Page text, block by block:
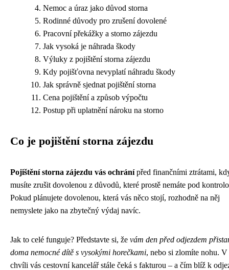
Nemoc a úraz jako důvod storna
Rodinné důvody pro zrušení dovolené
Pracovní překážky a storno zájezdu
Jak vysoká je náhrada škody
Výluky z pojištění storna zájezdu
Kdy pojišťovna nevyplatí náhradu škody
Jak správně sjednat pojištění storna
Cena pojištění a způsob výpočtu
Postup při uplatnění nároku na storno
Co je pojištění storna zájezdu
Pojištění storna zájezdu vás ochránípřed finančními ztrátami,
musíte zrušit dovolenou z důvodů, které prostě nemáte pod
Pokud plánujete dovolenou, která vás něco stojí, rozhodně na něj
nemyslete jako na zbytečný výdaj navíc.
Jak to celé funguje? Představte si, že vám den před odjezdem
doma nemocné dítě s vysokými horečkami, nebo si zlomíte nohu. V
chvíli vás cestovní kancelář stále čeká s fakturou – a čím blíž k